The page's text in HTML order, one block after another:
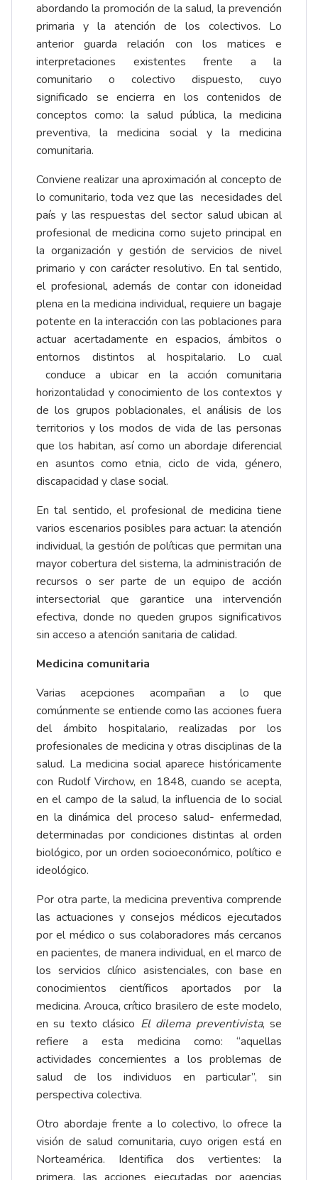
abordando la promoción de la salud, la prevención
primaria y la atención de los colectivos. Lo
anterior guarda relación con los matices e
interpretaciones existentes frente a la
comunitario o colectivo dispuesto, cuyo
significado se encierra en los contenidos de
conceptos como: la salud pública, la medicina
preventiva, la medicina social y la medicina
comunitaria.
Conviene realizar una aproximación al concepto de
lo comunitario, toda vez que las necesidades del
país y las respuestas del sector salud ubican al
profesional de medicina como sujeto principal en
la organización y gestión de servicios de nivel
primario y con carácter resolutivo. En tal sentido,
el profesional, además de contar con idoneidad
plena en la medicina individual, requiere un bagaje
potente en la interacción con las poblaciones para
actuar acertadamente en espacios, ámbitos o
entornos distintos al hospitalario. Lo cual
conduce a ubicar en la acción comunitaria
horizontalidad y conocimiento de los contextos y
de los grupos poblacionales, el análisis de los
territorios y los modos de vida de las personas
que los habitan, así como un abordaje diferencial
en asuntos como etnia, ciclo de vida, género,
discapacidad y clase social.
En tal sentido, el profesional de medicina tiene
varios escenarios posibles para actuar: la atención
individual, la gestión de políticas que permitan una
mayor cobertura del sistema, la administración de
recursos o ser parte de un equipo de acción
intersectorial que garantice una intervención
efectiva, donde no queden grupos significativos
sin acceso a atención sanitaria de calidad.
Medicina comunitaria
Varias acepciones acompañan a lo que
comúnmente se entiende como las acciones fuera
del ámbito hospitalario, realizadas por los
profesionales de medicina y otras disciplinas de la
salud. La medicina social aparece históricamente
con Rudolf Virchow, en 1848, cuando se acepta,
en el campo de la salud, la influencia de lo social
en la dinámica del proceso salud- enfermedad,
determinadas por condiciones distintas al orden
biológico, por un orden socioeconómico, político e
ideológico.
Por otra parte, la medicina preventiva comprende
las actuaciones y consejos médicos ejecutados
por el médico o sus colaboradores más cercanos
en pacientes, de manera individual, en el marco de
los servicios clínico asistenciales, con base en
conocimientos científicos aportados por la
medicina. Arouca, crítico brasilero de este modelo,
en su texto clásico El dilema preventivista, se
refiere a esta medicina como: “aquellas
actividades concernientes a los problemas de
salud de los individuos en particular”, sin
perspectiva colectiva.
Otro abordaje frente a lo colectivo, lo ofrece la
visión de salud comunitaria, cuyo origen está en
Norteamérica. Identifica dos vertientes: la